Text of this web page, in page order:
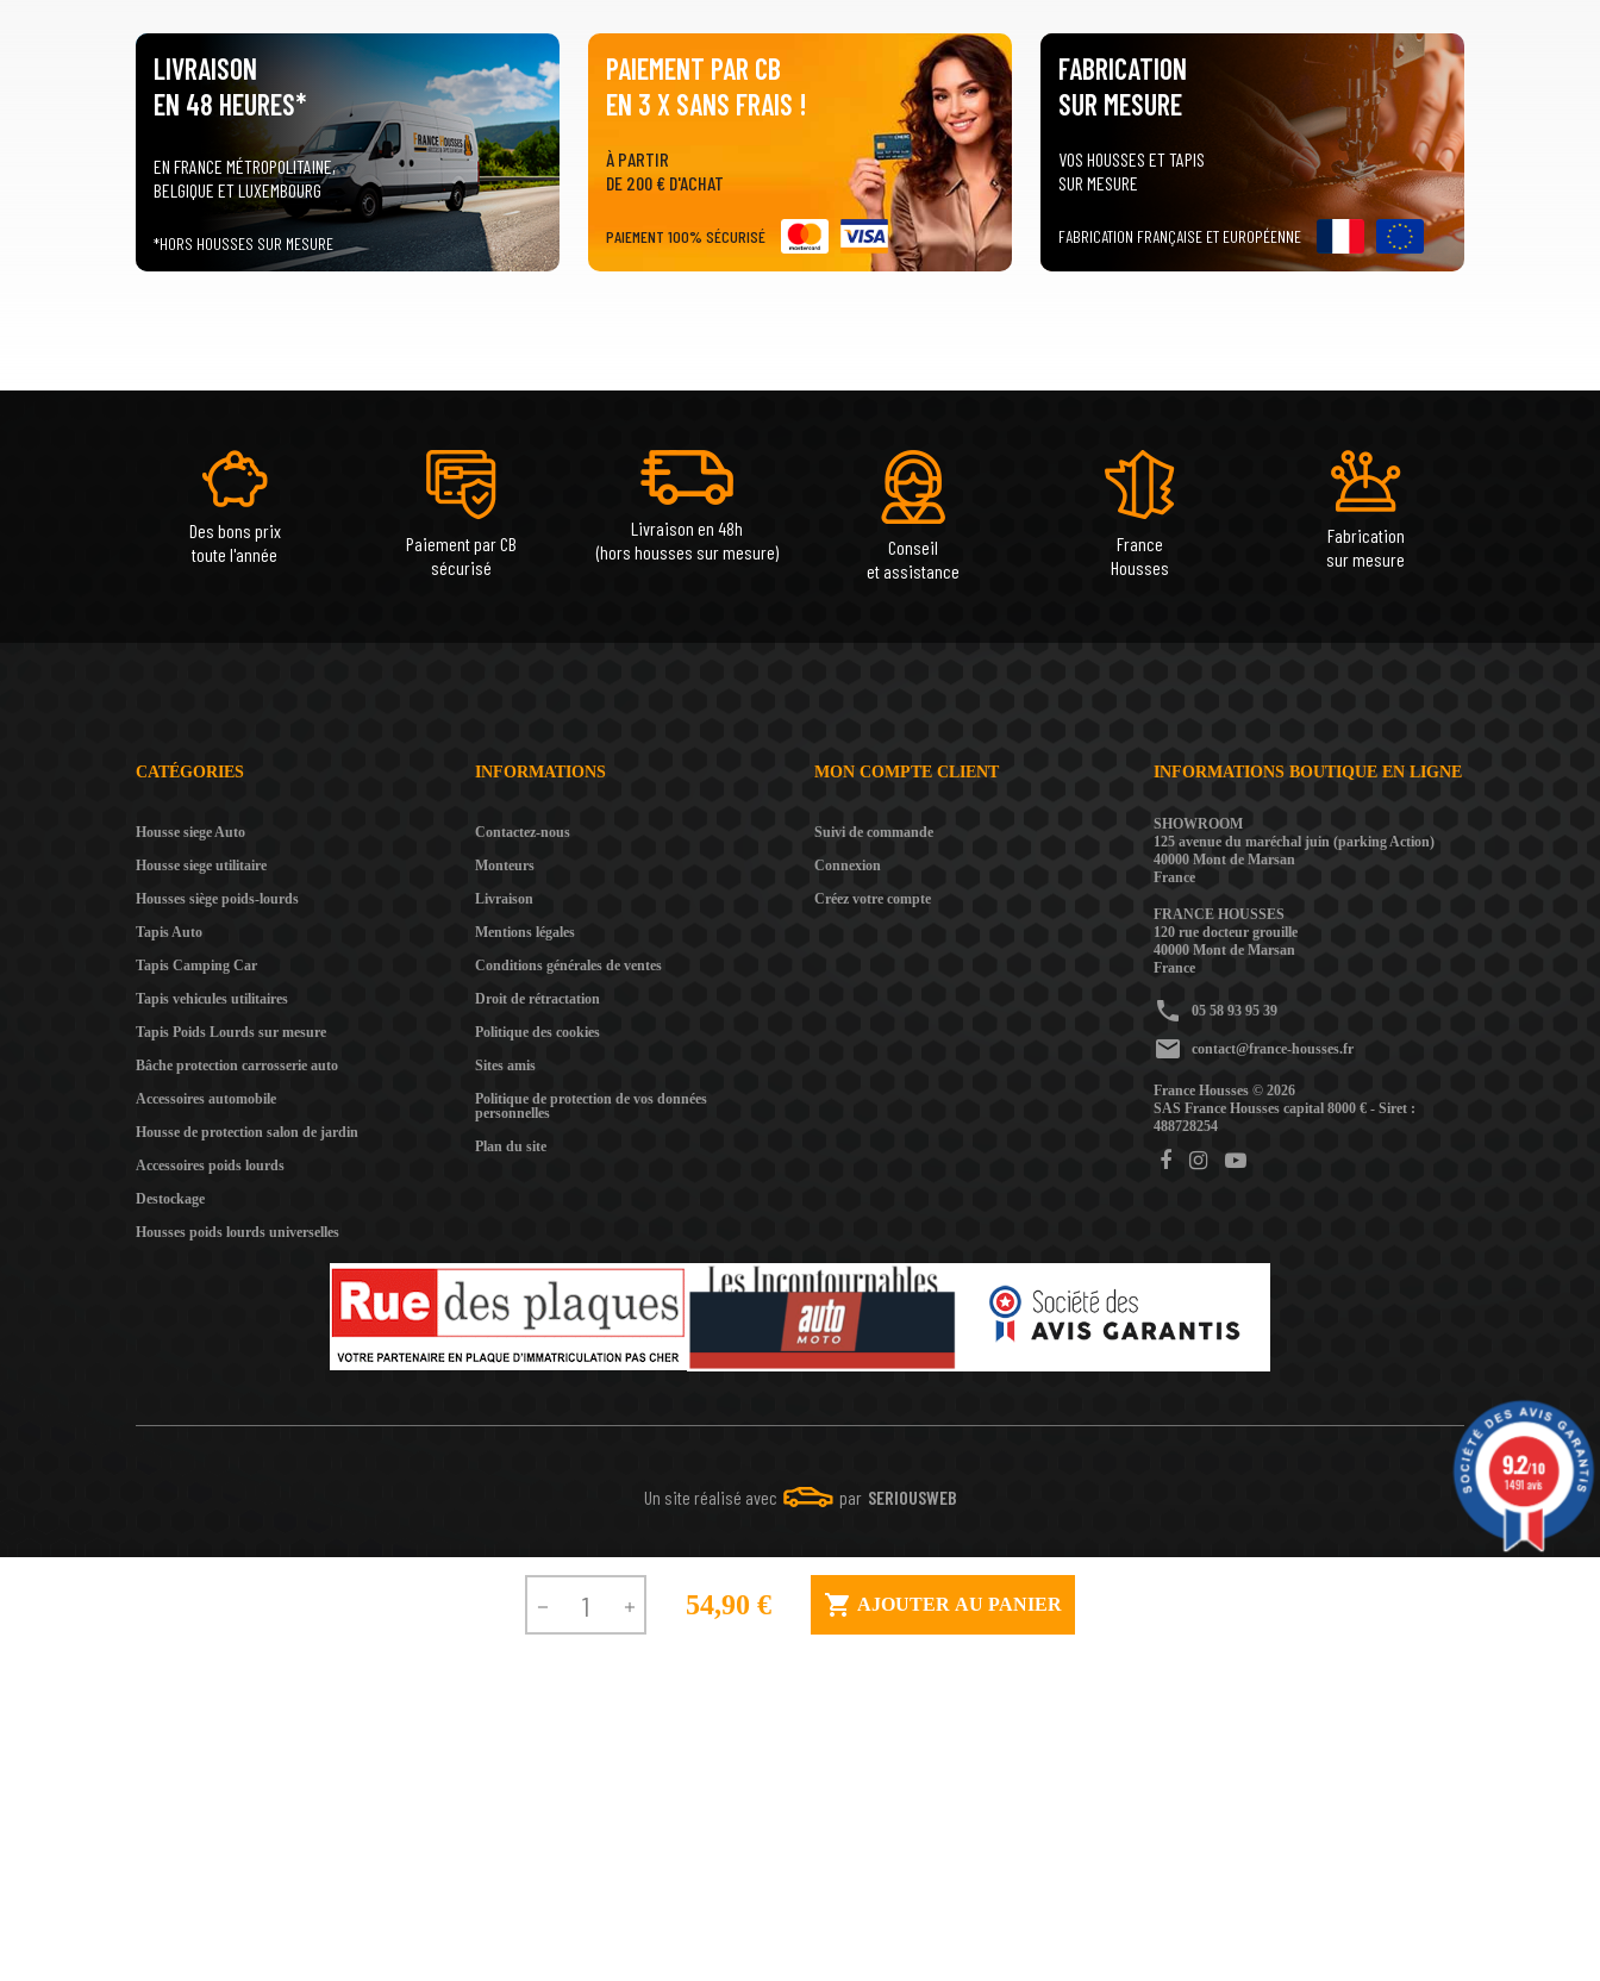
  54,90 €  AJOUTER AU PANIER
LIVRAISON
EN 48 HEURES*
EN FRANCE MÉTROPOLITAINE,
BELGIQUE ET LUXEMBOURG
*HORS HOUSSES SUR MESURE
PAIEMENT PAR CB
EN 3 X SANS FRAIS !
À PARTIR
DE 200 € D'ACHAT
PAIEMENT 100% SÉCURISÉ
FABRICATION
SUR MESURE
VOS HOUSSES ET TAPIS
SUR MESURE
FABRICATION FRANÇAISE ET EUROPÉENNE
Des bons prix
toute l'année
Paiement par CB
sécurisé
Livraison en 48h
(hors housses sur mesure)
Conseil
et assistance
France
Housses
Fabrication
sur mesure
CATÉGORIES
Housse siege Auto
Housse siege utilitaire
Housses siège poids-lourds
Tapis Auto
Tapis Camping Car
Tapis vehicules utilitaires
Tapis Poids Lourds sur mesure
Bâche protection carrosserie auto
Accessoires automobile
Housse de protection salon de jardin
Accessoires poids lourds
Destockage
Housses poids lourds universelles
INFORMATIONS
Contactez-nous
Monteurs
Livraison
Mentions légales
Conditions générales de ventes
Droit de rétractation
Politique des cookies
Sites amis
Politique de protection de vos données
personnelles
Plan du site
MON COMPTE CLIENT
Suivi de commande
Connexion
Créez votre compte
INFORMATIONS BOUTIQUE EN LIGNE
SHOWROOM
125 avenue du maréchal juin (parking Action)
40000 Mont de Marsan
France
FRANCE HOUSSES
120 rue docteur grouille
40000 Mont de Marsan
France
phone 05 58 93 95 39
mail contact@france-housses.fr
France Housses © 2026
SAS France Housses capital 8000 € - Siret :
488728254
Un site réalisé avec par SERIOUSWEB
9.2/10
1491 avis